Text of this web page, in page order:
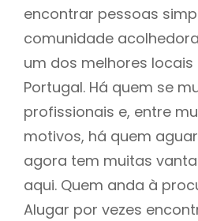
encontrar pessoas
comunidade
um dos melhores
Portugal. Há quem se
profissionais e, entre
motivos, há quem
agora tem muitas
aqui. Quem anda à
Alugar por vezes